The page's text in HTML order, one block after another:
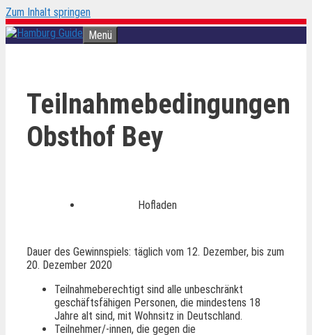
Zum Inhalt springen
Menü
Teilnahmebedingungen
Obsthof Bey
Hofladen
Dauer des Gewinnspiels: täglich vom 12. Dezember, bis zum
20. Dezember 2020
Teilnahmeberechtigt sind alle unbeschränkt
geschäftsfähigen Personen, die mindestens 18
Jahre alt sind, mit Wohnsitz in Deutschland.
Teilnehmer/-innen, die gegen die